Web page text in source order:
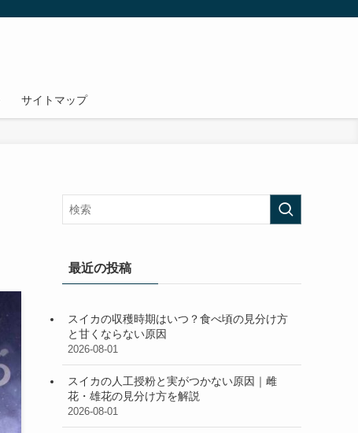
サイトマップ
最近の投稿
スイカの収穫時期はいつ？食べ頃の見分け方
と甘くならない原因
2026-08-01
スイカの人工授粉と実がつかない原因｜雌
花・雄花の見分け方を解説
2026-08-01